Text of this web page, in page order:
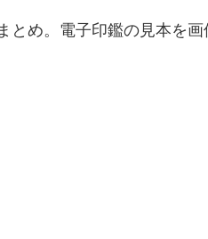
とめ。電子印鑑の見本を画